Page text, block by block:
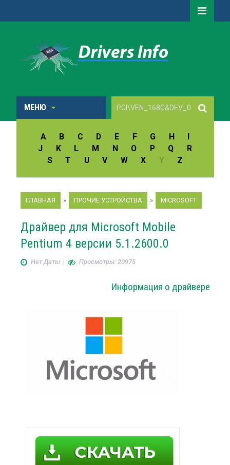
МЕНЮ
A B C D E F G H
I
J
K L M N O P Q
R
S
T U V W X Y Z
ГЛАВНАЯ » ПРОЧИЕ УСТРОЙСТВА » MICROSOFT
Драйвер для Microsoft Mobile
Pentium 4 версии 5.1.2600.0
Нет Даты| Просмотры: 20975
Информация о драйвере